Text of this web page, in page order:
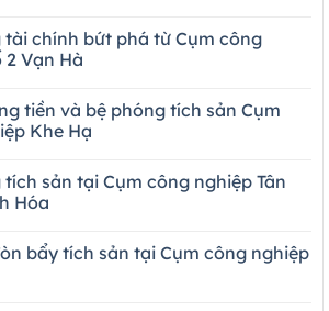
tài chính bứt phá từ Cụm công
2 Vạn Hà
tiền và bệ phóng tích sản Cụm
Khe Hạ
tích sản tại Cụm công nghiệp Tân
Hóa
bẩy tích sản tại Cụm công nghiệp